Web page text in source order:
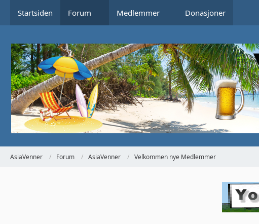
Startsiden Forum Medlemmer Donasjoner
AsiaVenner Forum AsiaVenner Velkommen nye Medlemmer